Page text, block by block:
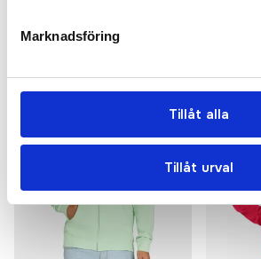
Marknadsföring
Tillåt alla
Tillåt urval
Relaterade produkter
Populär Bra pris